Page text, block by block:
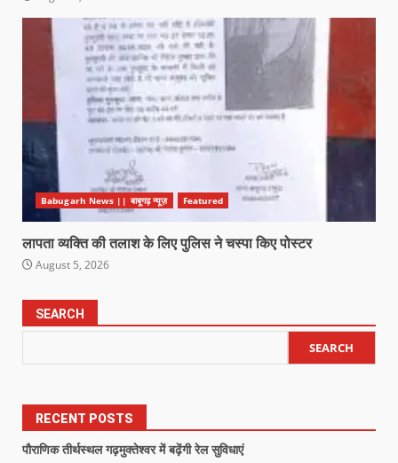
Babugarh News || बाबूगढ़ न्यूज़ Featured
लापता व्यक्ति की तलाश के लिए पुलिस ने चस्पा किए पोस्टर
August 5, 2026
SEARCH
SEARCH
RECENT POSTS
पौराणिक तीर्थस्थल गढ़मुक्तेश्वर में बढ़ेंगी रेल सुविधाएं